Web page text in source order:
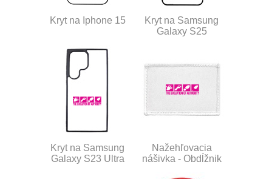
Kryt na Iphone 15
Kryt na Samsung
Galaxy S25
Kryt na Samsung
Galaxy S23 Ultra
Nažehľovacia
nášivka - Obdĺžnik